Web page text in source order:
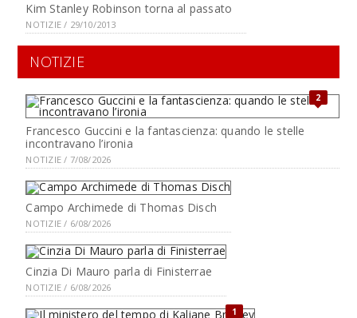
Kim Stanley Robinson torna al passato
NOTIZIE / 29/10/2013
NOTIZIE
2
Francesco Guccini e la fantascienza: quando le stelle
incontravano l’ironia
NOTIZIE / 7/08/2026
Campo Archimede di Thomas Disch
NOTIZIE / 6/08/2026
Cinzia Di Mauro parla di Finisterrae
NOTIZIE / 6/08/2026
1